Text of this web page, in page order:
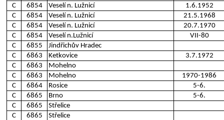
C
6854 Veselí n. Lužnicí
1.6.1952
C
6854 Veselí n. Lužnicí
21.5.1968
C
6854 Veselí n. Lužnicí
20.7.1970
C
6854 Veselí n.Lužnicí
VII-80
C
6855
Jindřichův Hradec
C
6863 Ketkovice
3.7.1972
C
6863
Mohelno
C
6863 Mohelno
1970-1986
C
6864 Rosice
5-6.
C
6865 Brno
5-6.
C
6865
Střelice
C
6865
Střelice